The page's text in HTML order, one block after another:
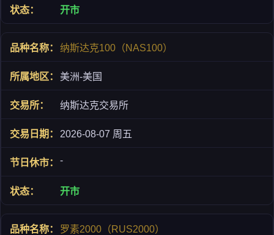
开市
纳斯达克100（NAS100）
美洲-美国
纳斯达克交易所
2026-08-07 周五
-
开市
罗素2000（RUS2000）